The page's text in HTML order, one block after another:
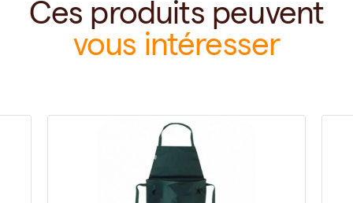
Ces produits peuvent
vous intéresser